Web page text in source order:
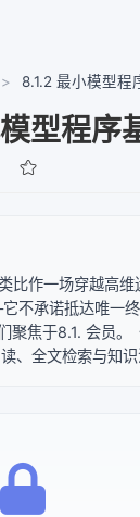
> 8.1.2 最小模型程
型程序
比作一场穿越高
承诺抵达唯一
聚焦于8.1. 会员
、全文检索与知